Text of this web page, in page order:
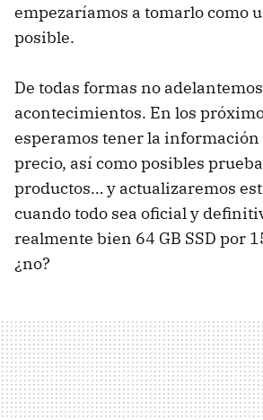
empezaríamos a tomarlo como
posible.
De todas formas no adelantemos
acontecimientos. En los
esperamos tener la información
precio, así como posibles
productos… y actualizaremos
cuando todo sea oficial y
realmente bien 64 GB SSD por
¿no?